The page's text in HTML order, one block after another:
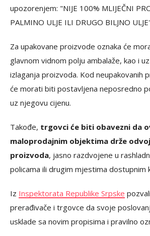
upozorenjem: "NIJE 100% MLIJEČNI
PALMINO ULJE ILI DRUGO BILJNO
Za upakovane proizvode oznaka će
glavnom vidnom polju ambalaže, kao i
izlaganja proizvoda. Kod neupakovanih
će morati biti postavljena neposredno
uz njegovu cijenu.
Takođe, trgovci će biti obavezni da
maloprodajnim objektima drže
proizvoda, jasno razdvojene u
policama ili drugim mjestima dostupnim
Iz Inspektorata Republike Srpske
prerađivače i trgovce da svoje
usklade sa novim propisima i pravilno